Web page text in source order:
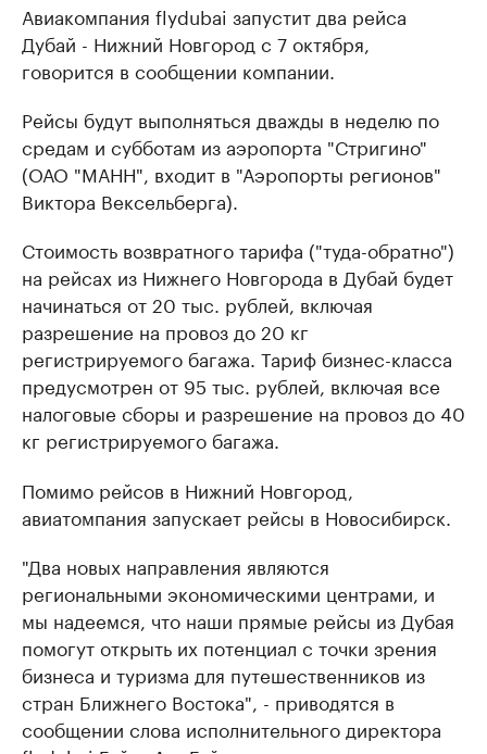
Авиакомпания flydubai запустит два рейса
Дубай - Нижний Новгород с 7 октября,
говорится в сообщении компании.
Рейсы будут выполняться дважды в неделю по
средам и субботам из аэропорта "Стригино"
(ОАО "МАНН", входит в "Аэропорты регионов"
Виктора Вексельберга).
Стоимость возвратного тарифа ("туда-обратно")
на рейсах из Нижнего Новгорода в Дубай будет
начинаться от 20 тыс. рублей, включая
разрешение на провоз до 20 кг
регистрируемого багажа. Тариф бизнес-класса
предусмотрен от 95 тыс. рублей, включая все
налоговые сборы и разрешение на провоз до 40
кг регистрируемого багажа.
Помимо рейсов в Нижний Новгород,
авиатомпания запускает рейсы в Новосибирск.
"Два новых направления являются
региональными экономическими центрами, и
мы надеемся, что наши прямые рейсы из Дубая
помогут открыть их потенциал с точки зрения
бизнеса и туризма для путешественников из
стран Ближнего Востока", - приводятся в
сообщении слова исполнительного директора